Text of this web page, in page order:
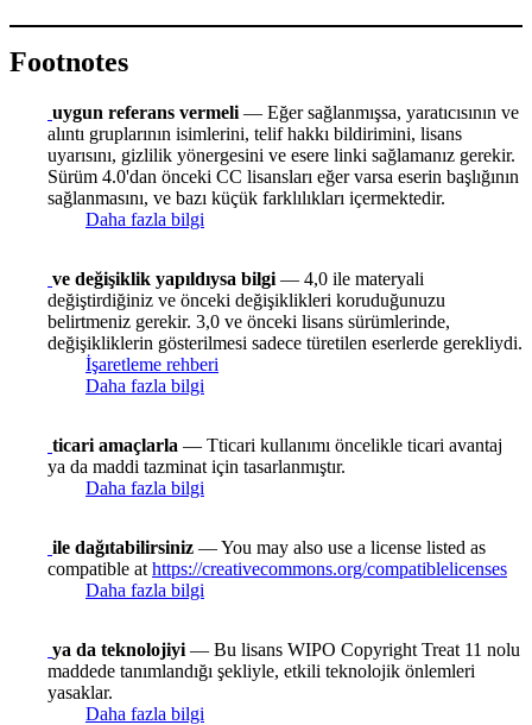
Footnotes
uygun referans vermeli — Eğer sağlanmışsa, yaratıcısının ve
alıntı gruplarının isimlerini, telif hakkı bildirimini, lisans
uyarısını, gizlilik yönergesini ve esere linki sağlamanız gerekir.
Sürüm 4.0'dan önceki CC lisansları eğer varsa eserin başlığının
sağlanmasını, ve bazı küçük farklılıkları içermektedir.
Daha fazla bilgi
ve değişiklik yapıldıysa bilgi — 4,0 ile materyali
değiştirdiğiniz ve önceki değişiklikleri koruduğunuzu
belirtmeniz gerekir. 3,0 ve önceki lisans sürümlerinde,
değişikliklerin gösterilmesi sadece türetilen eserlerde gerekliydi.
İşaretleme rehberi
Daha fazla bilgi
ticari amaçlarla — Tticari kullanımı öncelikle ticari avantaj
ya da maddi tazminat için tasarlanmıştır.
Daha fazla bilgi
ile dağıtabilirsiniz — You may also use a license listed as
compatible at https://creativecommons.org/compatiblelicenses
Daha fazla bilgi
ya da teknolojiyi — Bu lisans WIPO Copyright Treat 11 nolu
maddede tanımlandığı şekliyle, etkili teknolojik önlemleri
yasaklar.
Daha fazla bilgi